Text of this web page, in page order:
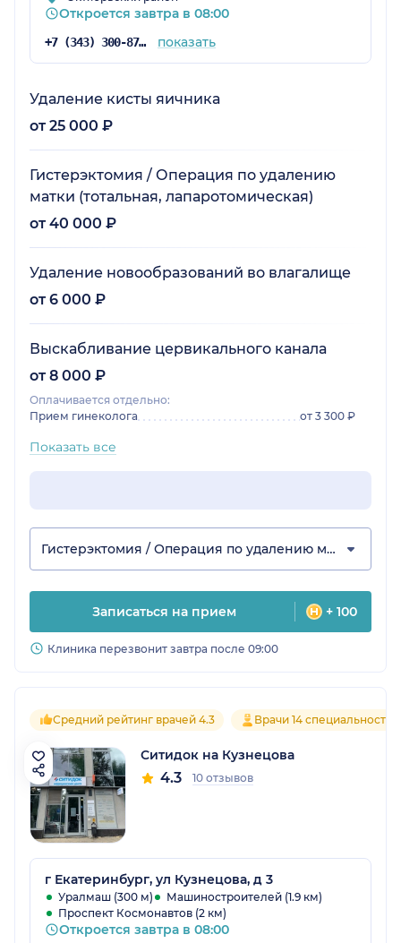
Откроется завтра в 08:00
+7 (343) 300-87-22 показать
Удаление кисты яичника
от 25 000 ₽
Гистерэктомия / Операция по удалению
матки (тотальная, лапаротомическая)
от 40 000 ₽
Удаление новообразований во влагалище
от 6 000 ₽
Выскабливание цервикального канала
от 8 000 ₽
Оплачивается отдельно:
Прием гинеколога
от 3 300 ₽
Показать все
Гистерэктомия / Операция по удалению матки
Записаться на прием + 100
Клиника перезвонит завтра после 09:00
Средний рейтинг врачей 4.3 Врачи 14 специальностей
Ситидок на Кузнецова
4.3 10 отзывов
г Екатеринбург, ул Кузнецова, д 3
Уралмаш (300 м)
Машиностроителей (1.9 км)
Проспект Космонавтов (2 км)
Откроется завтра в 08:00